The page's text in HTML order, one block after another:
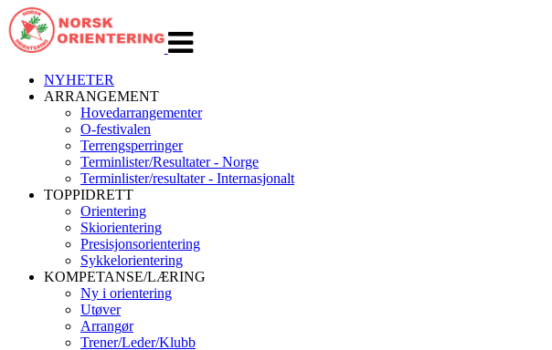
navigasjon
NYHETER
ARRANGEMENT
Hovedarrangementer
O-festivalen
Terrengsperringer
Terminlister/Resultater - Norge
Terminlister/resultater - Internasjonalt
TOPPIDRETT
Orientering
Skiorientering
Presisjonsorientering
Sykkelorientering
KOMPETANSE/LÆRING
Ny i orientering
Utøver
Arrangør
Trener/Leder/Klubb